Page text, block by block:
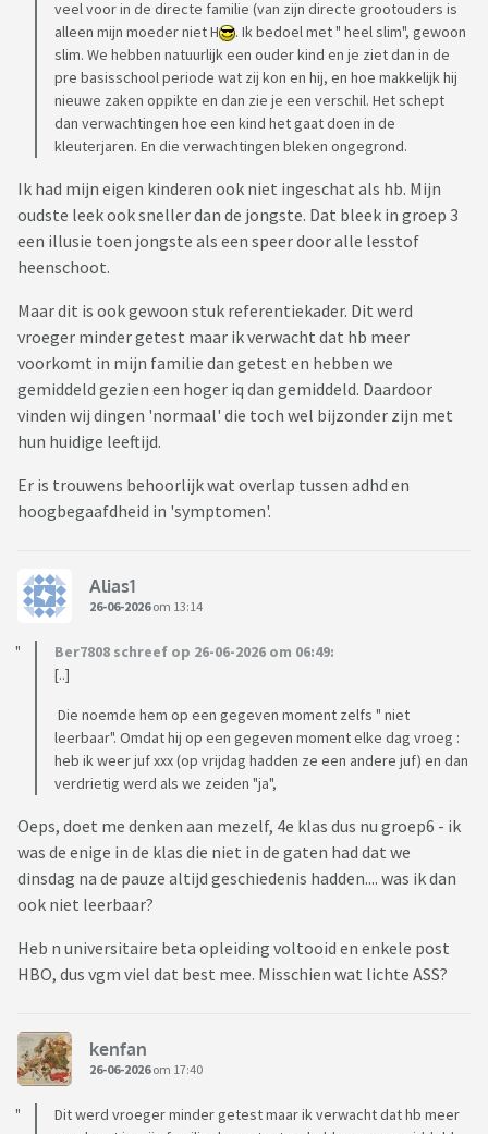
veel voor in de directe familie (van zijn directe grootouders is
alleen mijn moeder niet H
. Ik bedoel met " heel slim", gewoon
slim. We hebben natuurlijk een ouder kind en je ziet dan in de
pre basisschool periode wat zij kon en hij, en hoe makkelijk hij
nieuwe zaken oppikte en dan zie je een verschil. Het schept
dan verwachtingen hoe een kind het gaat doen in de
kleuterjaren. En die verwachtingen bleken ongegrond.
Ik had mijn eigen kinderen ook niet ingeschat als hb. Mijn
oudste leek ook sneller dan de jongste. Dat bleek in groep 3
een illusie toen jongste als een speer door alle lesstof
heenschoot.
Maar dit is ook gewoon stuk referentiekader. Dit werd
vroeger minder getest maar ik verwacht dat hb meer
voorkomt in mijn familie dan getest en hebben we
gemiddeld gezien een hoger iq dan gemiddeld. Daardoor
vinden wij dingen 'normaal' die toch wel bijzonder zijn met
hun huidige leeftijd.
Er is trouwens behoorlijk wat overlap tussen adhd en
hoogbegaafdheid in 'symptomen'.
Alias1
26-06-2026om 13:14
Ber7808 schreef op 26-06-2026 om 06:49:
[..]
Die noemde hem op een gegeven moment zelfs " niet
leerbaar". Omdat hij op een gegeven moment elke dag vroeg :
heb ik weer juf xxx (op vrijdag hadden ze een andere juf) en dan
verdrietig werd als we zeiden "ja",
Oeps, doet me denken aan mezelf, 4e klas dus nu groep6 - ik
was de enige in de klas die niet in de gaten had dat we
dinsdag na de pauze altijd geschiedenis hadden.... was ik dan
ook niet leerbaar?
Heb n universitaire beta opleiding voltooid en enkele post
HBO, dus vgm viel dat best mee. Misschien wat lichte ASS?
kenfan
26-06-2026om 17:40
Dit werd vroeger minder getest maar ik verwacht dat hb meer